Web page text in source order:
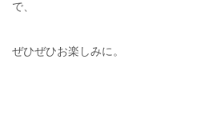
で、
ぜひぜひお楽しみに。